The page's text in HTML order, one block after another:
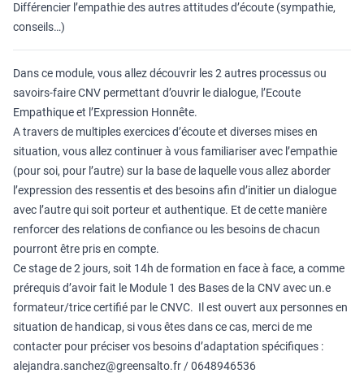
Différencier l’empathie des autres attitudes d’écoute (sympathie,
conseils…)
Dans ce module, vous allez découvrir les 2 autres processus ou
savoirs-faire CNV permettant d’ouvrir le dialogue, l’Ecoute
Empathique et l’Expression Honnête.
A travers de multiples exercices d’écoute et diverses mises en
situation, vous allez continuer à vous familiariser avec l’empathie
(pour soi, pour l’autre) sur la base de laquelle vous allez aborder
l’expression des ressentis et des besoins afin d’initier un dialogue
avec l’autre qui soit porteur et authentique. Et de cette manière
renforcer des relations de confiance ou les besoins de chacun
pourront être pris en compte.
Ce stage de 2 jours, soit 14h de formation en face à face, a comme
prérequis d’avoir fait le Module 1 des Bases de la CNV avec un.e
formateur/trice certifié par le CNVC. Il est ouvert aux personnes en
situation de handicap, si vous êtes dans ce cas, merci de me
contacter pour préciser vos besoins d’adaptation spécifiques :
alejandra.sanchez@greensalto.fr / 0648946536